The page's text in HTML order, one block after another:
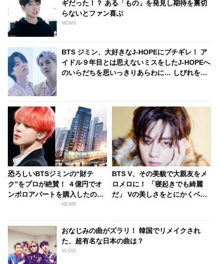
ギだった！？ ある「もの」を発見し期待を裏切
らないとファン喜ぶ
NEWS
BTS ジミン、大好きなJ-HOPEにブチギレ！ ア
イドル９年目とは思えないミスをしたJ-HOPEへ
のいらだちを思いっきりあらわに… しびれを切
恐ろしいBTSジミンの“財テ
ク”をプロが絶賛！ ４億円でオ
ンボロアパートを購入したのに
はワケがあった！ 未来は『韓国
るってホント？
NEWS
BTS V、その美貌で大親友をメ
ロメロに！ 「寝起きでも綺麗
だ」 Vの美しさをとにかくベタ
アルにファン感動
おなじみの曲がズラリ！ 韓国でリメイクされ
た、超有名な日本の曲は？
VLOG